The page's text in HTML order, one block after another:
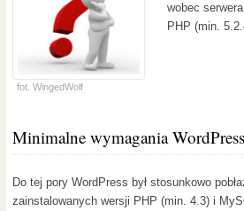
fot. WingedWolf
wobec
PHP (min.
Minimalne wymagania
Do tej pory WordPress był stosunkowo
zainstalowanych wersji PHP (min. 4.3) i